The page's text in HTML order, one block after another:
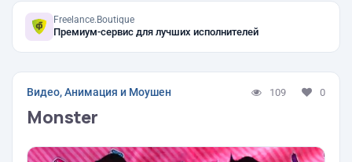
Freelance.Boutique
Премиум-сервис для лучших исполнителей
Видео, Анимация и Моушен 109 0
Monster